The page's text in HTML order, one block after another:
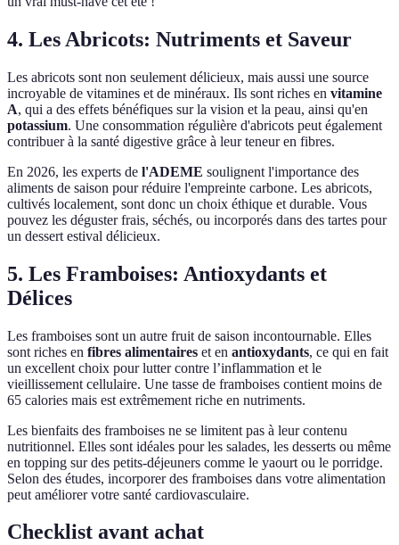
4. Les Abricots: Nutriments et Saveur
Les abricots sont non seulement délicieux, mais aussi une source
incroyable de vitamines et de minéraux. Ils sont riches en vitamine
A, qui a des effets bénéfiques sur la vision et la peau, ainsi qu'en
potassium. Une consommation régulière d'abricots peut également
contribuer à la santé digestive grâce à leur teneur en fibres.
En 2026, les experts de l'ADEME soulignent l'importance des
aliments de saison pour réduire l'empreinte carbone. Les abricots,
cultivés localement, sont donc un choix éthique et durable. Vous
pouvez les déguster frais, séchés, ou incorporés dans des tartes pour
un dessert estival délicieux.
5. Les Framboises: Antioxydants et
Délices
Les framboises sont un autre fruit de saison incontournable. Elles
sont riches en fibres alimentaires et en antioxydants, ce qui en fait
un excellent choix pour lutter contre l’inflammation et le
vieillissement cellulaire. Une tasse de framboises contient moins de
65 calories mais est extrêmement riche en nutriments.
Les bienfaits des framboises ne se limitent pas à leur contenu
nutritionnel. Elles sont idéales pour les salades, les desserts ou même
en topping sur des petits-déjeuners comme le yaourt ou le porridge.
Selon des études, incorporer des framboises dans votre alimentation
peut améliorer votre santé cardiovasculaire.
Checklist avant achat